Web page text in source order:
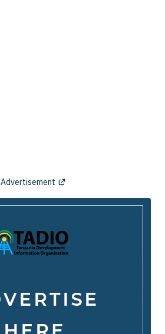
Advertisement